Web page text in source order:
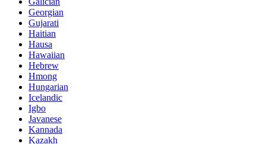
Georgian
Gujarati
Haitian
Hausa
Hawaiian
Hebrew
Hmong
Hungarian
Icelandic
Igbo
Javanese
Kannada
Kazakh